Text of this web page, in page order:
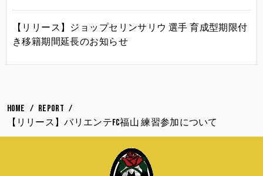
【リリース】ジョップセリンサリウ 選手 育成型期限付
き移籍期間延長のお知らせ
HOME
REPORT
【リリース】バリエンテFC福山 練習参加について